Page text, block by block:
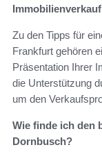
Zu den Tipps für
Frankfurt gehören
Präsentation Ihrer
die Unterstützung
um den
Wie finde ich den
Dornbusch?